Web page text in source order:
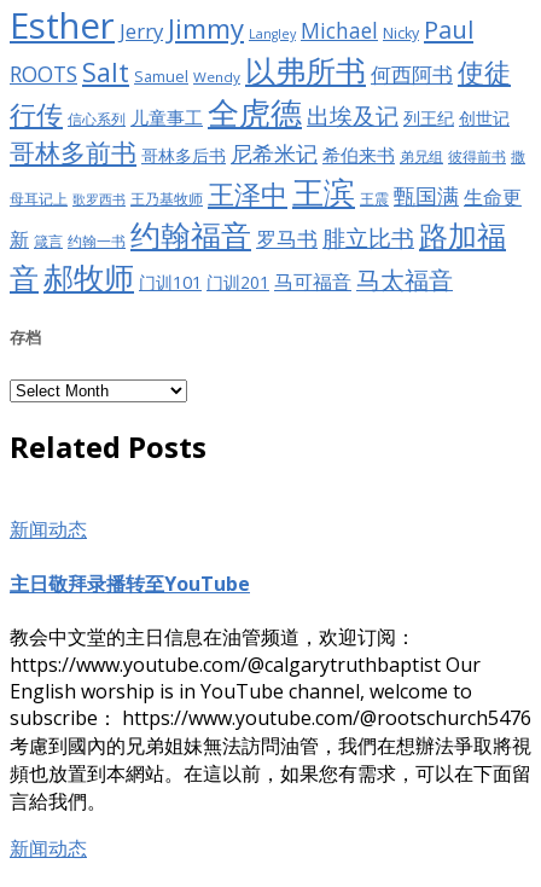
Esther Jerry Jimmy Langley Michael Nicky Paul
ROOTS Salt Samuel Wendy 以弗所书 何西阿书 使徒
行传 信心系列 儿童事工 全虎德出埃及记 列王纪 创世记
哥林多前书 哥林多后书 尼希米记 希伯来书 弟兄组 彼得前书 撒
母耳记上 歌罗西书 王乃基牧师 王泽中 王滨 王震 甄国满生命更
新 箴言 约翰一书 约翰福音 罗马书 腓立比书 路加福
音郝牧师 门训101 门训201 马可福音 马太福音
存档
存
Related Posts
新闻动态
主日敬拜录播转至YouTube
教会中文堂的主日信息在油管频道，欢迎订阅：
https://www.youtube.com/@calgarytruthbaptist Our
English worship is in YouTube channel, welcome to
subscribe： https://www.youtube.com/@rootschurch5476
考慮到國內的兄弟姐妹無法訪問油管，我們在想辦法爭取將視
頻也放置到本網站。在這以前，如果您有需求，可以在下面留
言給我們。
新闻动态